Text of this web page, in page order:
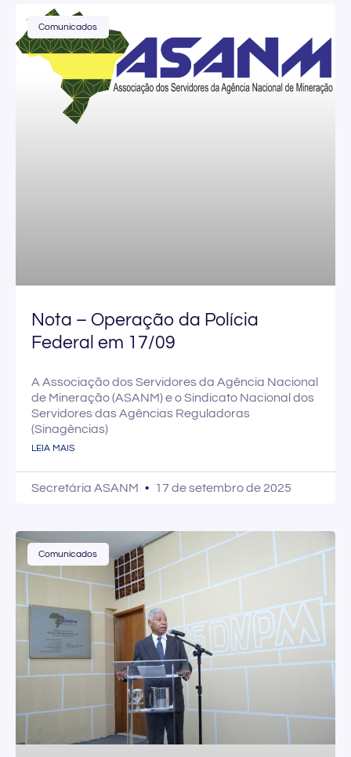
Comunicados
Nota – Operação da Polícia
Federal em 17/09
A Associação dos Servidores da Agência Nacional
de Mineração (ASANM) e o Sindicato Nacional dos
Servidores das Agências Reguladoras
(Sinagências)
LEIA MAIS
Secretária ASANM 17 de setembro de 2025
Comunicados